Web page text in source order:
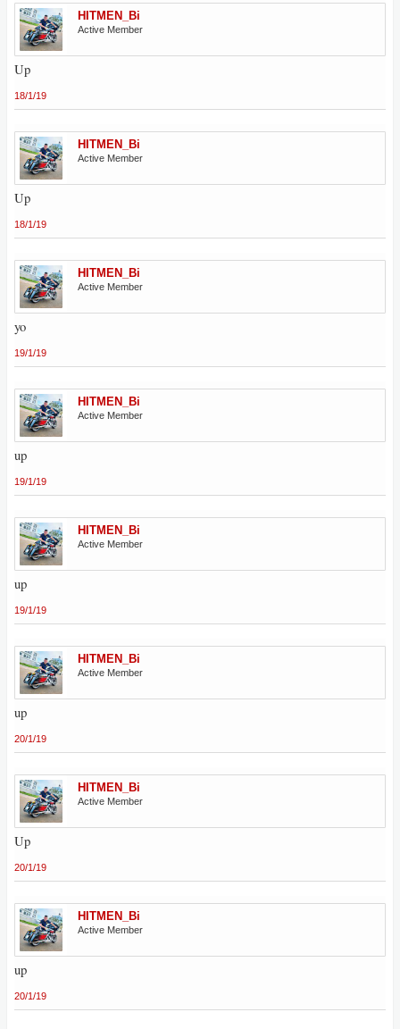
HITMEN_Bi
Active Member
Up
18/1/19
HITMEN_Bi
Active Member
Up
18/1/19
HITMEN_Bi
Active Member
yo
19/1/19
HITMEN_Bi
Active Member
up
19/1/19
HITMEN_Bi
Active Member
up
19/1/19
HITMEN_Bi
Active Member
up
20/1/19
HITMEN_Bi
Active Member
Up
20/1/19
HITMEN_Bi
Active Member
up
20/1/19